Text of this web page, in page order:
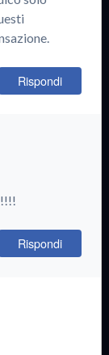
Rispondi
Rispondi